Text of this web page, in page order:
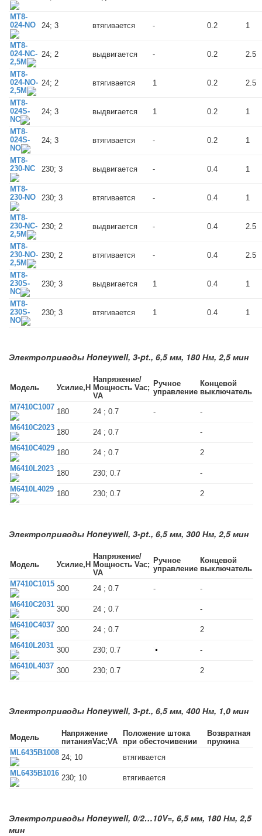
MT8-
024-NO
24; 3 втягивается - 0.2 1
MT8-
024-NC-
2,5M
24; 2 выдвигается - 0.2 2.5
MT8-
024-NO-
2,5M
24; 2 втягивается 1 0.2 2.5
MT8-
024S-
NC
24; 3 выдвигается 1 0.2 1
MT8-
024S-
NO
24; 3 втягивается - 0.2 1
MT8-
230-NC
230; 3 выдвигается - 0.4 1
MT8-
230-NO
230; 3 втягивается - 0.4 1
MT8-
230-NC-
2,5M
230; 2 выдвигается - 0.4 2.5
MT8-
230-NO-
2,5M
230; 2 втягивается - 0.4 2.5
MT8-
230S-
NC
230; 3 выдвигается 1 0.4 1
MT8-
230S-
NO
230; 3 втягивается 1 0.4 1
Электроприводы Honeywell, 3-pt., 6,5 мм, 180 Нм, 2,5 мин
Модель Усилие,Н
Напряжение/
Мощность Vac;
VA
Ручное
управление
Концевой
выключатель
M7410C1007
180 24 ; 0.7 -
-
M6410C2023
180 24 ; 0.7
-
M6410C4029
180 24 ; 0.7
2
M6410L2023
180 230; 0.7
-
M6410L4029
180 230; 0.7 2
Электроприводы Honeywell, 3-pt., 6,5 мм, 300 Нм, 2,5 мин
Модель Усилие,Н
Напряжение/
Мощность Vac;
VA
Ручное
управление
Концевой
выключатель
M7410C1015
300 24 ; 0.7 -
-
M6410C2031
300 24 ; 0.7
-
M6410C4037
300 24 ; 0.7
2
M6410L2031
300 230; 0.7
-
M6410L4037
300 230; 0.7 2
Электроприводы Honeywell, 3-pt., 6,5 мм, 400 Нм, 1,0 мин
Модель
Напряжение
питанияVac;VA
Положение штока
при обесточивении
Возвратная
пружина
ML6435B1008
24; 10
втягивается
ML6435B1016
230; 10 втягивается
Электроприводы Honeywell, 0/2…10V=, 6,5 мм, 180 Нм, 2,5
мин